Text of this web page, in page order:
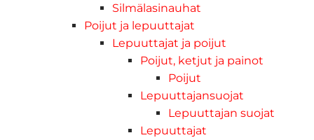
Silmälasinauhat
Poijut ja lepuuttajat
Lepuuttajat ja poijut
Poijut, ketjut ja painot
Poijut
Lepuuttajansuojat
Lepuuttajan suojat
Lepuuttajat